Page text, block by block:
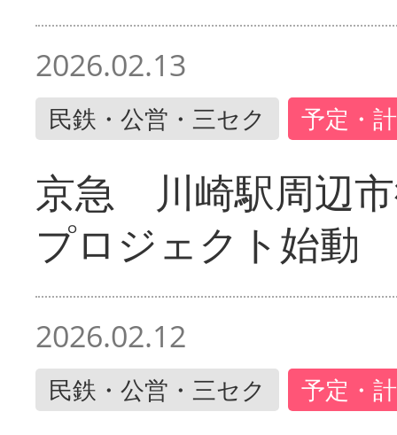
2026.02.13
民鉄・公営・三セク 予定・
京急 川崎駅周辺
プロジェクト始動
2026.02.12
民鉄・公営・三セク 予定・